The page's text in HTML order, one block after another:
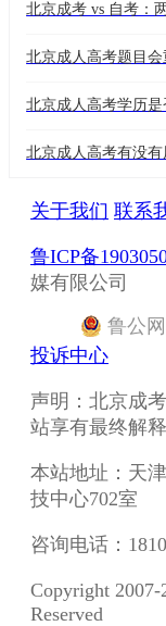
北京成考 vs 自考：
北京成人高考题目会
北京成人高考学历
北京成人高考有没有
关于我们 联系
鲁ICP备
媒有限公司
鲁公
投诉中心
声明：北京成
站享有最终解
本站地址：天
技中心702室
咨询电话：
Copyright
Reserved